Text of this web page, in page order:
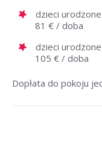
dzieci
81 € / doba
dzieci
105 € / doba
Dopłata do pokoju